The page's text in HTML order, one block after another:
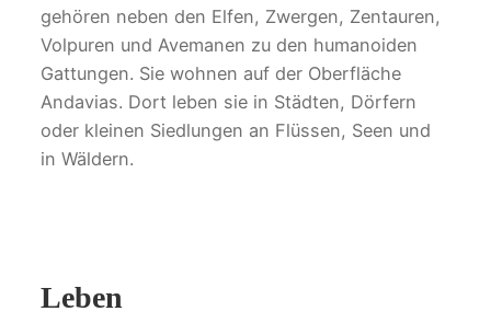
gehören neben den Elfen, Zwergen, Zentauren,
Volpuren und Avemanen zu den humanoiden
Gattungen. Sie wohnen auf der Oberfläche
Andavias. Dort leben sie in Städten, Dörfern
oder kleinen Siedlungen an Flüssen, Seen und
in Wäldern.
Leben